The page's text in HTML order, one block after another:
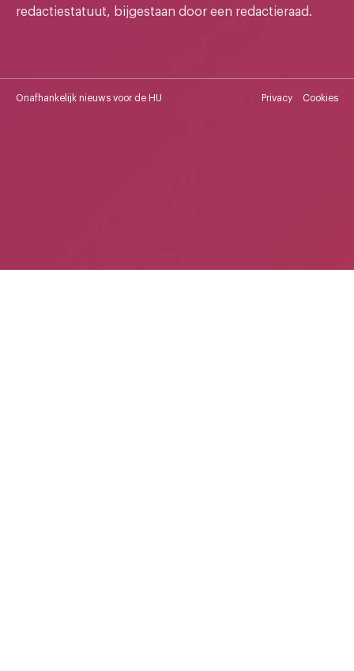
redactiestatuut, bijgestaan door een redactieraad.
Onafhankelijk nieuws voor de HU Privacy Cookies